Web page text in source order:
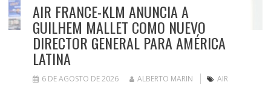
AIR FRANCE-KLM ANUNCIA A
GUILHEM MALLET COMO NUEVO
DIRECTOR GENERAL PARA AMÉRICA
LATINA
6 DE AGOSTO DE 2026 ALBERTO MARIN
AIR